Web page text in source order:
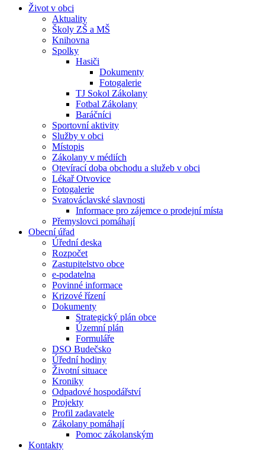
Život v obci
Aktuality
Školy ZŠ a MŠ
Knihovna
Spolky
Hasiči
Dokumenty
Fotogalerie
TJ Sokol Zákolany
Fotbal Zákolany
Baráčníci
Sportovní aktivity
Služby v obci
Místopis
Zákolany v médiích
Otevírací doba obchodu a služeb v obci
Lékař Otvovice
Fotogalerie
Svatováclavské slavnosti
Informace pro zájemce o prodejní místa
Přemyslovci pomáhají
Obecní úřad
Úřední deska
Rozpočet
Zastupitelstvo obce
e-podatelna
Povinné informace
Krizové řízení
Dokumenty
Strategický plán obce
Územní plán
Formuláře
DSO Budečsko
Úřední hodiny
Životní situace
Kroniky
Odpadové hospodářství
Projekty
Profil zadavatele
Zákolany pomáhají
Pomoc zákolanským
Kontakty